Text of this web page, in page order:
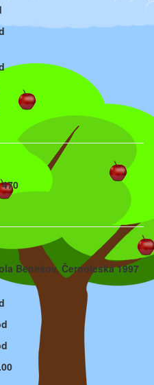
– 16 hod
– 16 hod
Husova 470
Benešov, Černoleská 1997